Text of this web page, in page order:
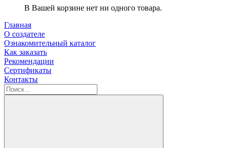
В Вашей корзине нет ни одного товара.
Главная
О создателе
Ознакомительный каталог
Как заказать
Рекомендации
Сертификаты
Контакты